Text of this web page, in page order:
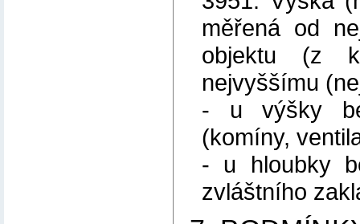
měřená od
objektu (z
nejvyššímu
- u výšky
(komíny,
- u hloubky
zvláštního